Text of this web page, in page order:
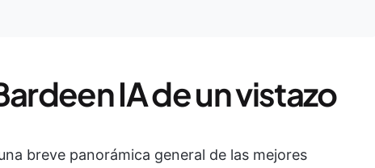
IA de un vistazo
breve panorámica general de las mejores